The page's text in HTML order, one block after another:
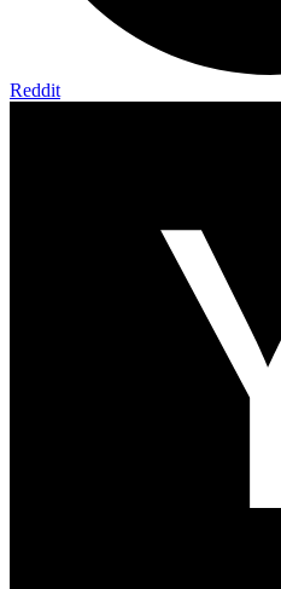
Reddit